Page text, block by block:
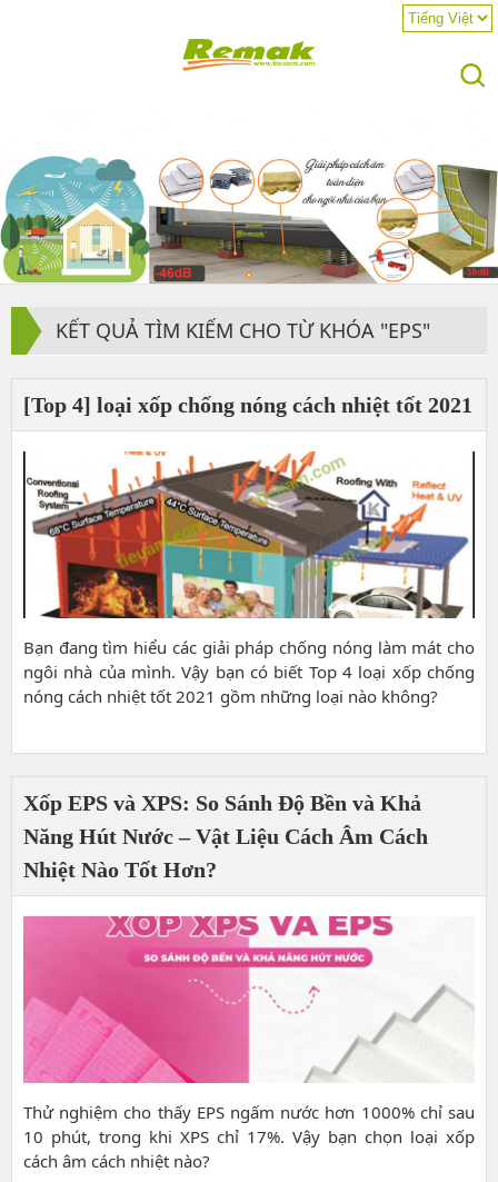
KẾT QUẢ TÌM KIẾM CHO TỪ KHÓA "EPS"
[Top 4] loại xốp chống nóng cách nhiệt tốt 2021
Bạn đang tìm hiểu các giải pháp chống nóng làm mát cho
ngôi nhà của mình. Vậy bạn có biết Top 4 loại xốp chống
nóng cách nhiệt tốt 2021 gồm những loại nào không?
Xốp EPS và XPS: So Sánh Độ Bền và Khả
Năng Hút Nước – Vật Liệu Cách Âm Cách
Nhiệt Nào Tốt Hơn?
Thử nghiệm cho thấy EPS ngấm nước hơn 1000% chỉ sau
10 phút, trong khi XPS chỉ 17%. Vậy bạn chọn loại xốp
cách âm cách nhiệt nào?